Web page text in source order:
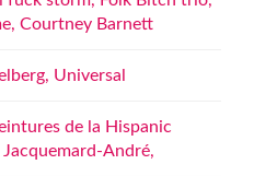
Courtney Barnett
Universal
de la Hispanic
André,